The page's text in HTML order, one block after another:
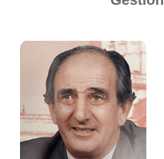
DOCUMENTOS
Informes de Gestión
Proyectos Presentados